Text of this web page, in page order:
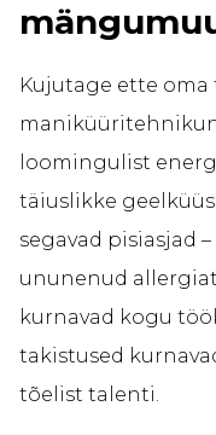
Kujutage ette oma
loomingulist
täiuslikke
segavad pisiasjad
ununenud
kurnavad kogu
takistused
tõelist talenti.